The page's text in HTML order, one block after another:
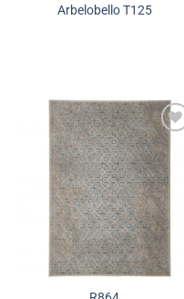
Arbelobello T125
Додади во
желботека